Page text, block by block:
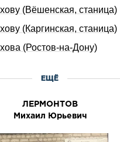
(Вёшенская, станица)
(Каргинская, станица)
(Ростов-на-Дону)
ЕЩЁ
ЛЕРМОHТОВ
Михаил Юpьевич